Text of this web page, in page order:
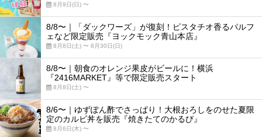
8月9日(日) 〜
8/8〜｜「ダックワーズ」が復刻！ピスタチオ香るパルフ
ェなど限定販売『ヨックモック青山本店』
8月8日(土) 〜 8月30日(日)
8/8〜｜朝食のオレンジ果皮がビールに！横浜
『2416MARKET』等で限定販売スタート
8月8日(土) 〜
8/6〜｜ゆずぽん酢でさっぱり！大根おろしをのせた夏限
定のカルビ丼を販売『焼きたてのかるび』
8月6日(木) 〜